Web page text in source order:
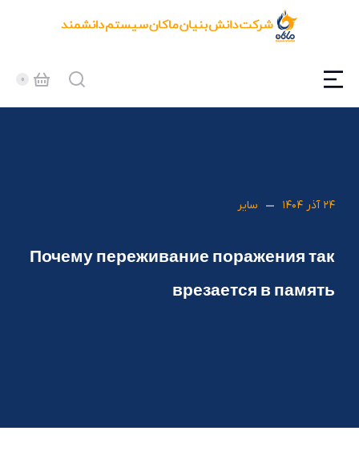
۲۴ آذر ۱۴۰۴ سایر
Почему переживание поражения так
врезается в память